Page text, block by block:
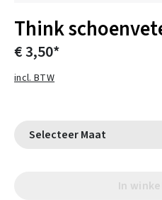
Think
€ 3,50*
incl. BTW
Selecteer Maat
In